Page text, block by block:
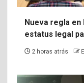
Nueva regla en
estatus legal
2 horas atrás